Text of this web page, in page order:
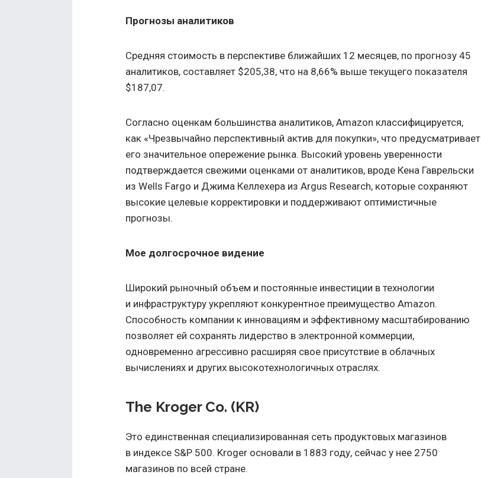
Прогнозы аналитиков
Средняя стоимость в перспективе ближайших 12 месяцев, по прогнозу 45
аналитиков, составляет $205,38, что на 8,66% выше текущего показателя
$187,07.
Согласно оценкам большинства аналитиков, Amazon классифицируется,
как «Чрезвычайно перспективный актив для покупки», что предусматривает
его значительное опережение рынка. Высокий уровень уверенности
подтверждается свежими оценками от аналитиков, вроде Кена Гаврельски
из Wells Fargo и Джима Келлехера из Argus Research, которые сохраняют
высокие целевые корректировки и поддерживают оптимистичные
прогнозы.
Мое долгосрочное видение
Широкий рыночный объем и постоянные инвестиции в технологии
и инфраструктуру укрепляют конкурентное преимущество Amazon.
Способность компании к инновациям и эффективному масштабированию
позволяет ей сохранять лидерство в электронной коммерции,
одновременно агрессивно расширяя свое присутствие в облачных
вычислениях и других высокотехнологичных отраслях.
The Kroger Co. (KR)
Это единственная специализированная сеть продуктовых магазинов
в индексе S&P 500. Kroger основали в 1883 году, сейчас у нее 2750
магазинов по всей стране.